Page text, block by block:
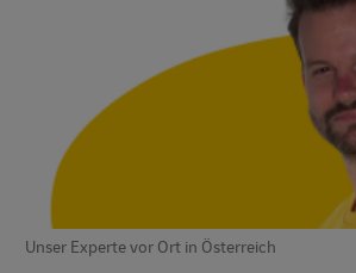
Unser Experte vor Ort in Österreich